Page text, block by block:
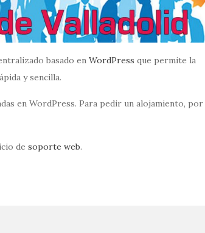
basado en WordPress que permite la
y sencilla.
en WordPress. Para pedir un alojamiento, por
de soporte web.